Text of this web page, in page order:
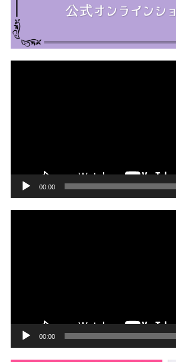
00:00
00:00